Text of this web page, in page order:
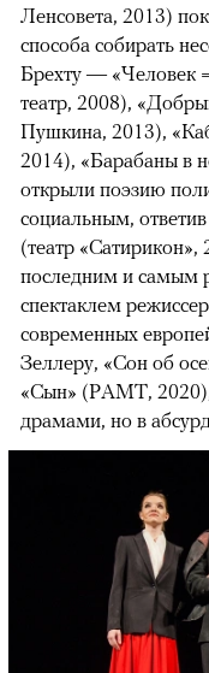
Ленсовета, 2013)
способа собирать
Брехту — «Человек
театр, 2008),
Пушкина, 2013),
2014), «Барабаны в
открыли поэзию
социальным,
(театр «Сатирикон»,
последним и самым
спектаклем
современных
Зеллеру, «Сон об
«Сын» (РАМТ, 2020),
драмами, но в